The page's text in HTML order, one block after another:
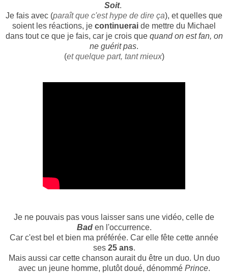
Soit.
Je fais avec (paraît que c'est hype de dire ça), et quelles que
soient les réactions, je continuerai de mettre du Michael
dans tout ce que je fais, car je crois que quand on est fan, on
ne guérit pas.
(et quelque part, tant mieux)
Je ne pouvais pas vous laisser sans une vidéo, celle de
Baden l'occurrence.
Car c'est bel et bien ma préférée. Car elle fête cette année
ses 25 ans.
Mais aussi car cette chanson aurait du être un duo. Un duo
avec un jeune homme, plutôt doué, dénommé Prince.